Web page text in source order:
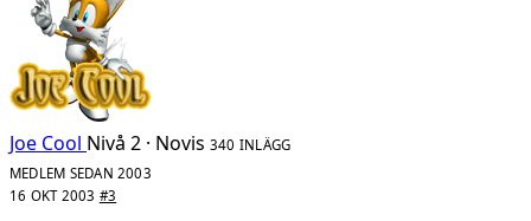
Joe Cool Nivå 2 · Novis 340 INLÄGG
MEDLEM SEDAN 2003
16 OKT 2003 #3